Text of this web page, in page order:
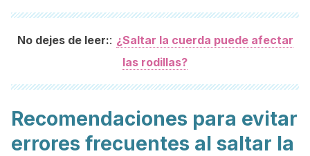
No dejes de leer:: ¿Saltar la cuerda puede afectar
las rodillas?
Recomendaciones para evitar
errores frecuentes al saltar la